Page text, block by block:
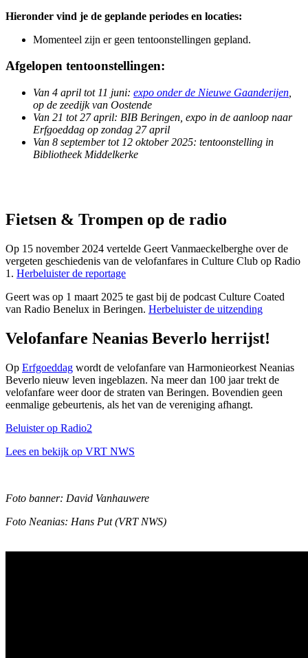
Hieronder vind je de geplande periodes en locaties:
Momenteel zijn er geen tentoonstellingen gepland.
Afgelopen tentoonstellingen:
Van 4 april tot 11 juni: expo onder de Nieuwe Gaanderijen
op de zeedijk van Oostende
Van 21 tot 27 april: BIB Beringen, expo in de aanloop naar
Erfgoeddag op zondag 27 april
Van 8 september tot 12 oktober 2025: tentoonstelling in
Bibliotheek Middelkerke
Fietsen & Trompen op de radio
Op 15 november 2024 vertelde Geert Vanmaeckelberghe over de
vergeten geschiedenis van de velofanfares in Culture Club op Radio
1. Herbeluister de reportage
Geert was op 1 maart 2025 te gast bij de podcast Culture Coated
van Radio Benelux in Beringen. Herbeluister de uitzending
Velofanfare Neanias Beverlo herrijst!
Op Erfgoeddag wordt de velofanfare van Harmonieorkest Neanias
Beverlo nieuw leven ingeblazen. Na meer dan 100 jaar trekt de
velofanfare weer door de straten van Beringen. Bovendien geen
eenmalige gebeurtenis, als het van de vereniging afhangt.
Beluister op Radio2
Lees en bekijk op VRT NWS
Foto banner: David Vanhauwere
Foto Neanias: Hans Put (VRT NWS)